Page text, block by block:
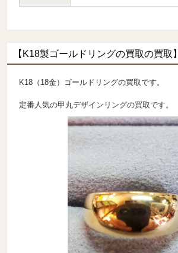
【K18製ゴールドリングの買取の買取】
K18（18金）ゴールドリングの買取です。
定番人気の甲丸デザインリングの買取です。